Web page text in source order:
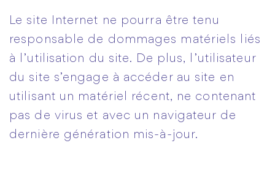
Le site Internet ne pourra être tenu
responsable de dommages matériels liés
à l’utilisation du site. De plus, l’utilisateur
du site s’engage à accéder au site en
utilisant un matériel récent, ne contenant
pas de virus et avec un navigateur de
dernière génération mis-à-jour.